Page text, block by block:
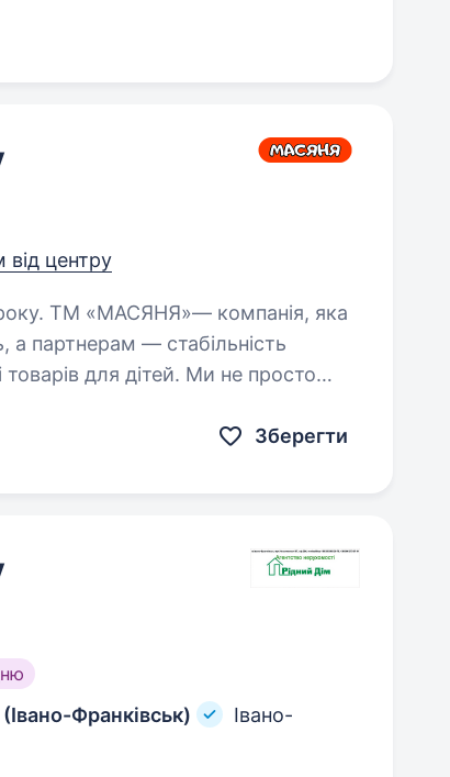
від центру
яка
а партнерам — стабільність
товарів для дітей. Ми не просто
Зберегти
Франківськ)
Івано-